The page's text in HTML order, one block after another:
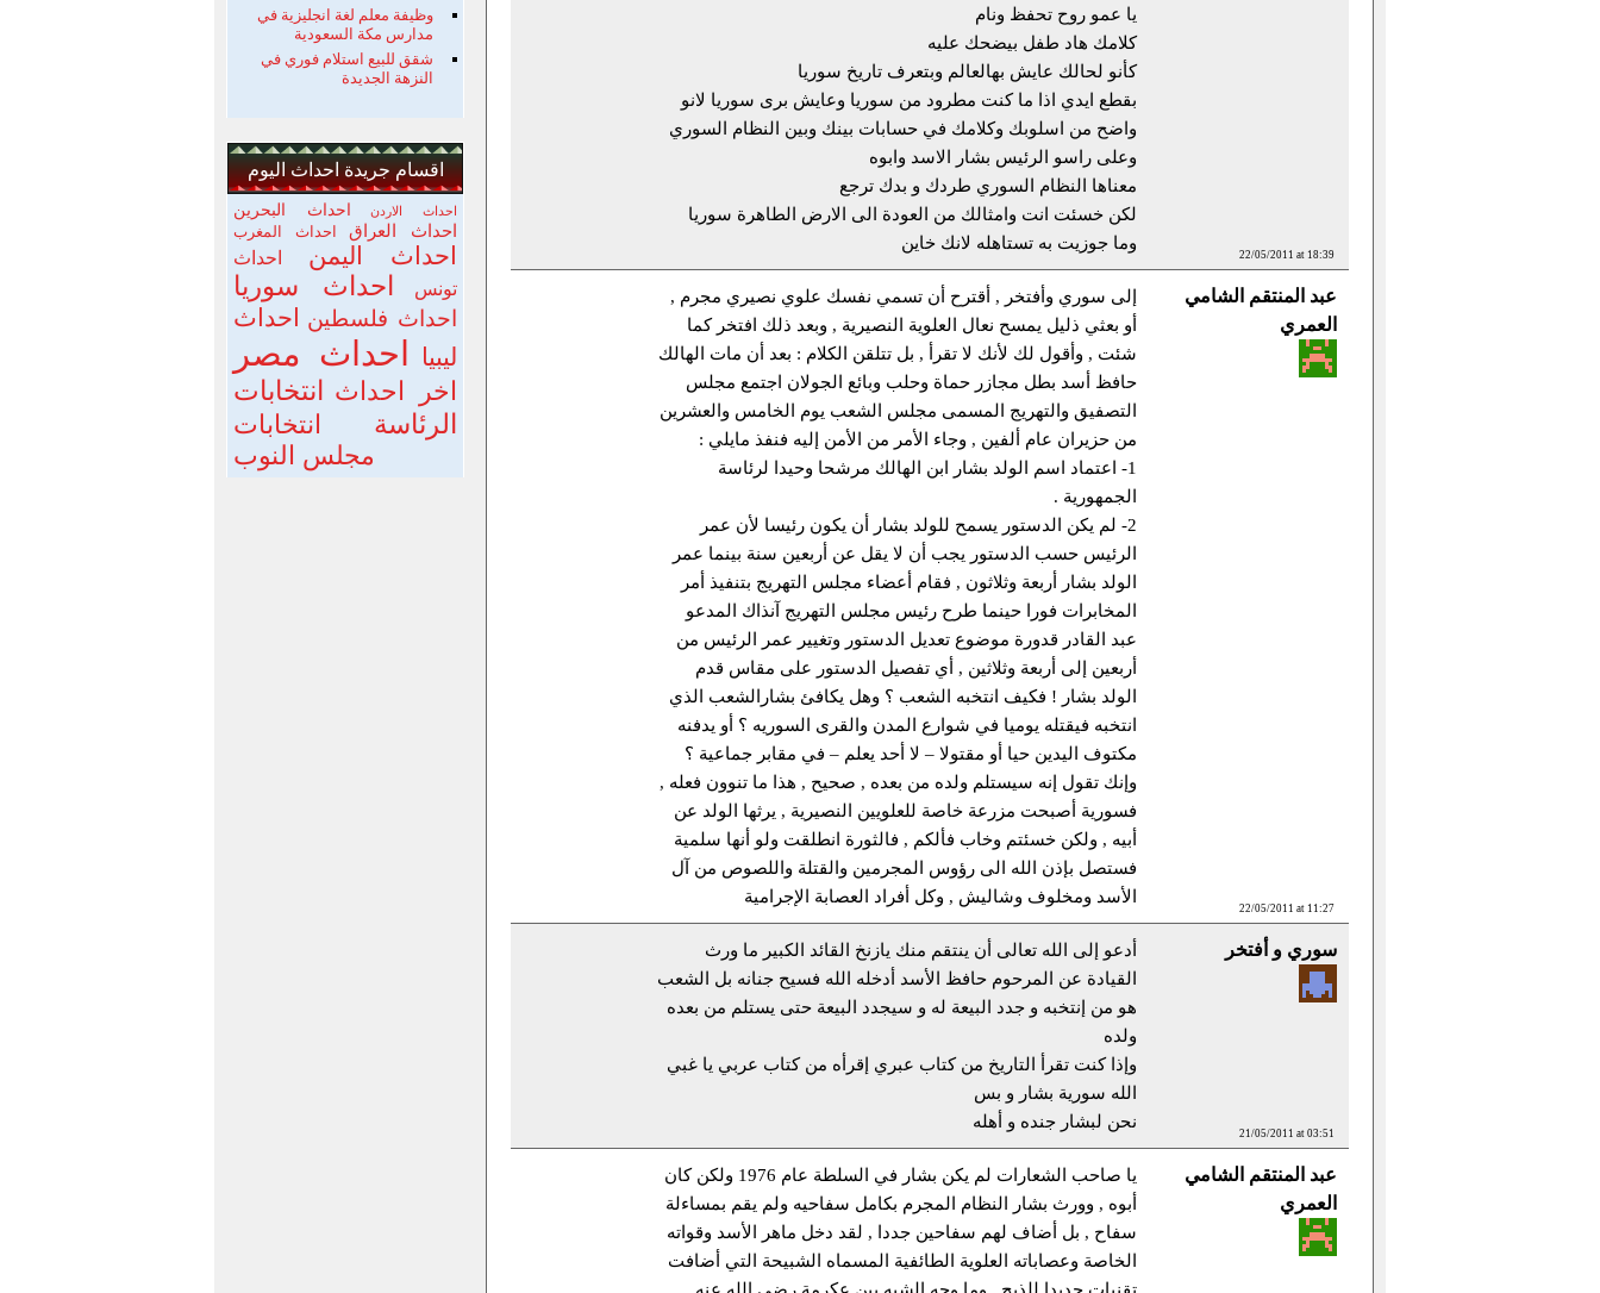
22/05/2011 at 18:39
يا عمو روح تحفظ ونام
كلامك هاد طفل بيضحك عليه
كأنو لحالك عايش بهالعالم وبتعرف تاريخ سوريا
بقطع ايدي اذا ما كنت مطرود من سوريا وعايش برى سوريا لانو
واضح من اسلوبك وكلامك في حسابات بينك وبين النظام السوري
وعلى راسو الرئيس بشار الاسد وابوه
معناها النظام السوري طردك و بدك ترجع
لكن خسئت انت وامثالك من العودة الى الارض الطاهرة سوريا
وما جوزيت به تستاهله لانك خاين
عبد المنتقم الشامي
العمري
22/05/2011 at 11:27
إلى سوري وأفتخر , أقترح أن تسمي نفسك علوي نصيري مجرم ,
أو بعثي ذليل يمسح نعال العلوية النصيرية , وبعد ذلك افتخر كما
شئت , وأقول لك لأنك لا تقرأ , بل تتلقن الكلام : بعد أن مات الهالك
حافظ أسد بطل مجازر حماة وحلب وبائع الجولان اجتمع مجلس
التصفيق والتهريج المسمى مجلس الشعب يوم الخامس والعشرين
من حزيران عام ألفين , وجاء الأمر من الأمن إليه فنفذ مايلي :
1- اعتماد اسم الولد بشار ابن الهالك مرشحا وحيدا لرئاسة
الجمهورية .
2- لم يكن الدستور يسمح للولد بشار أن يكون رئيسا لأن عمر
الرئيس حسب الدستور يجب أن لا يقل عن أربعين سنة بينما عمر
الولد بشار أربعة وثلاثون , فقام أعضاء مجلس التهريج بتنفيذ أمر
المخابرات فورا حينما طرح رئيس مجلس التهريج آنذاك المدعو
عبد القادر قدورة موضوع تعديل الدستور وتغيير عمر الرئيس من
أربعين إلى أربعة وثلاثين , أي تفصيل الدستور على مقاس قدم
الولد بشار ! فكيف انتخبه الشعب ؟ وهل يكافئ بشارالشعب الذي
انتخبه فيقتله يوميا في شوارع المدن والقرى السوريه ؟ أو يدفنه
مكتوف اليدين حيا أو مقتولا – لا أحد يعلم – في مقابر جماعية ؟
وإنك تقول إنه سيستلم ولده من بعده , صحيح , هذا ما تنوون فعله ,
فسورية أصبحت مزرعة خاصة للعلويين النصيرية , يرثها الولد عن
أبيه , ولكن خسئتم وخاب فألكم , فالثورة انطلقت ولو أنها سلمية
فستصل بإذن الله الى رؤوس المجرمين والقتلة واللصوص من آل
الأسد ومخلوف وشاليش , وكل أفراد العصابة الإجرامية
سوري و أفتخر
21/05/2011 at 03:51
أدعو إلى الله تعالى أن ينتقم منك يازنخ القائد الكبير ما ورث
القيادة عن المرحوم حافظ الأسد أدخله الله فسيح جنانه بل الشعب
هو من إنتخبه و جدد البيعة له و سيجدد البيعة حتى يستلم من بعده
ولده
وإذا كنت تقرأ التاريخ من كتاب عبري إقرأه من كتاب عربي يا غبي
الله سورية بشار و بس
نحن لبشار جنده و أهله
عبد المنتقم الشامي
العمري
يا صاحب الشعارات لم يكن بشار في السلطة عام 1976 ولكن كان
أبوه , وورث بشار النظام المجرم بكامل سفاحيه ولم يقم بمساءلة
سفاح , بل أضاف لهم سفاحين جددا , لقد دخل ماهر الأسد وقواته
الخاصة وعصاباته العلوية الطائفية المسماه الشبيحة التي أضافت
وظيفة معلم لغة انجليزية في
مدارس مكة السعودية
شقق للبيع استلام فوري في
النزهة الجديدة
اقسام جريدة احداث اليوم
احداث الاردن احداث البحرين
احداث العراق احداث المغرب
احداث اليمن
احداث
تونس
احداث سوريا
احداث فلسطين
احداث
ليبيا
احداث مصر
اخر احداث انتخابات
الرئاسة
انتخابات
مجلس النوب